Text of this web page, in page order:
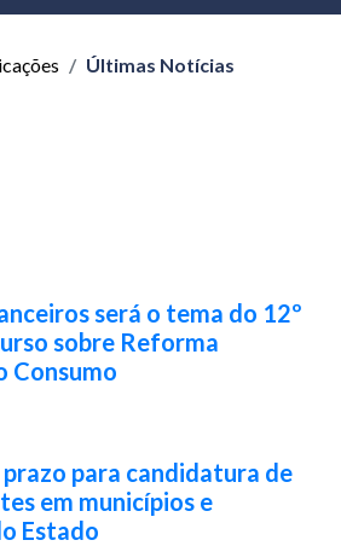
Últimas Notícias
será o tema do 12º
sobre Reforma
Consumo
prazo para candidatura de
em municípios e
Estado